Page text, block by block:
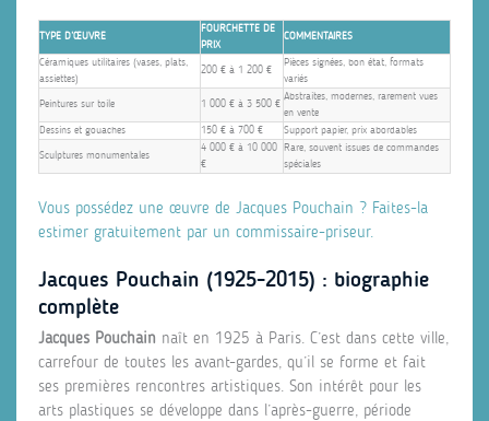
TYPE D’ŒUVRE
FOURCHETTE DE
PRIX
COMMENTAIRES
Céramiques utilitaires (vases, plats,
assiettes)
200 € à 1 200 €
Pièces signées, bon état, formats
variés
Peintures sur toile
1 000 € à 3 500 €
Abstraites, modernes, rarement vues
en vente
Dessins et gouaches
150 € à 700 €
Support papier, prix abordables
Sculptures monumentales
4 000 € à 10 000
€
Rare, souvent issues de commandes
spéciales
Vous possédez une œuvre de Jacques Pouchain ? Faites-la
estimer gratuitement par un commissaire-priseur.
Jacques Pouchain (1925-2015) : biographie
complète
Jacques Pouchain naît en 1925 à Paris. C’est dans cette ville,
carrefour de toutes les avant-gardes, qu’il se forme et fait
ses premières rencontres artistiques. Son intérêt pour les
arts plastiques se développe dans l’après-guerre, période